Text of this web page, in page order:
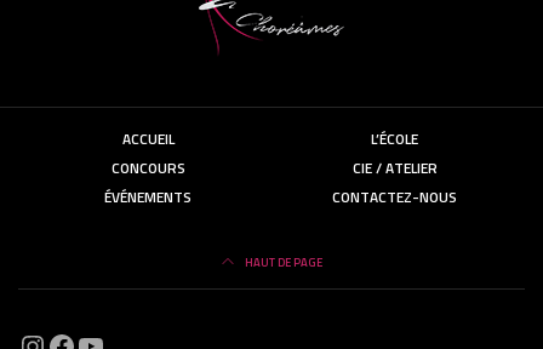
ACCUEIL
L’ÉCOLE
CONCOURS
CIE / ATELIER
ÉVÉNEMENTS
CONTACTEZ-NOUS
HAUT DE PAGE